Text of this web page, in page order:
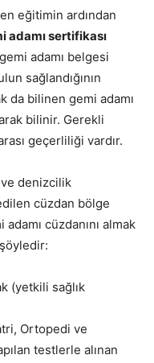
eğitimin ardından
adamı sertifikası
adamı belgesi
sağlandığının
da bilinen gemi adamı
bilinir. Gerekli
geçerliliği vardır.
denizcilik
cüzdan bölge
cüzdanını almak
(yetkili sağlık
Ortopedi ve
testlerle alınan